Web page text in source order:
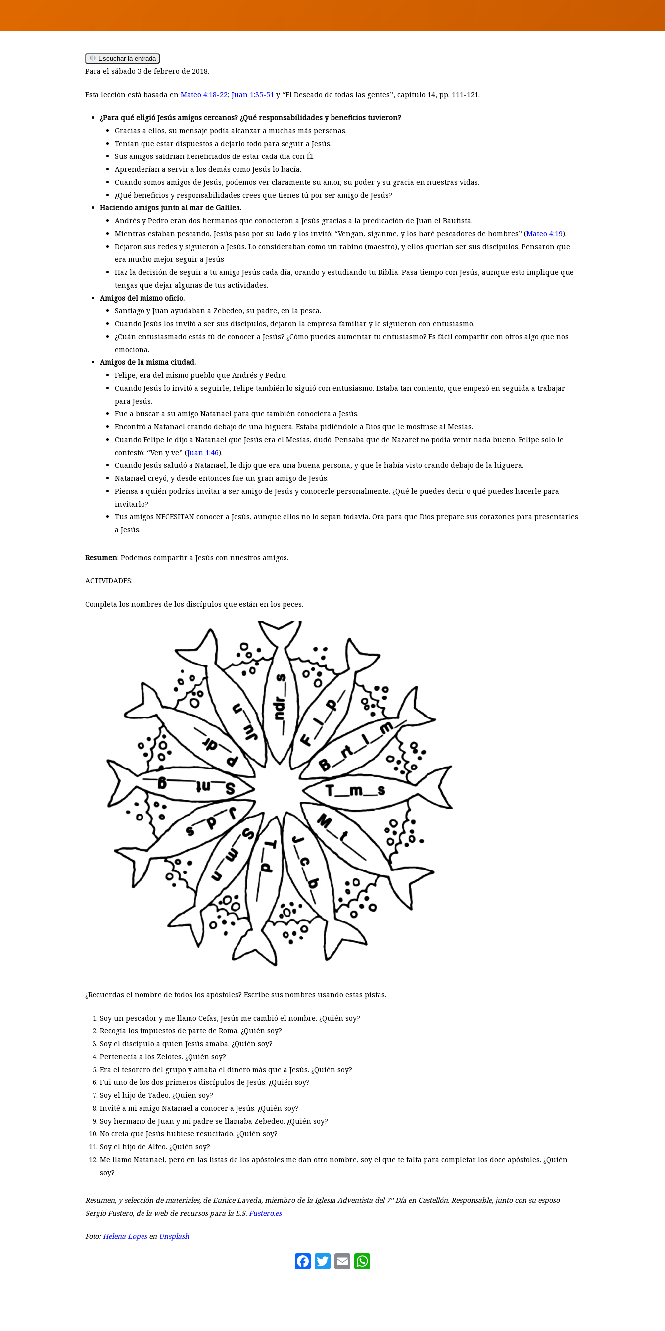
Hit enter to search or ESC to close
Escuchar la entrada
Para el sábado 3 de febrero de 2018.
Esta lección está basada en Mateo 4:18-22; Juan 1:35-51 y “El Deseado de todas las gentes”, capítulo 14, pp. 111-121.
¿Para qué eligió Jesús amigos cercanos? ¿Qué responsabilidades y beneficios tuvieron?
Gracias a ellos, su mensaje podía alcanzar a muchas más personas.
Tenían que estar dispuestos a dejarlo todo para seguir a Jesús.
Sus amigos saldrían beneficiados de estar cada día con Él.
Aprenderían a servir a los demás como Jesús lo hacía.
Cuando somos amigos de Jesús, podemos ver claramente su amor, su poder y su gracia en nuestras vidas.
¿Qué beneficios y responsabilidades crees que tienes tú por ser amigo de Jesús?
Haciendo amigos junto al mar de Galilea.
Andrés y Pedro eran dos hermanos que conocieron a Jesús gracias a la predicación de Juan el Bautista.
Mientras estaban pescando, Jesús paso por su lado y los invitó: “Vengan, síganme, y los haré pescadores de hombres” (Mateo 4:19).
Dejaron sus redes y siguieron a Jesús. Lo consideraban como un rabino (maestro), y ellos querían ser sus discípulos. Pensaron que
era mucho mejor seguir a Jesús
Haz la decisión de seguir a tu amigo Jesús cada día, orando y estudiando tu Biblia. Pasa tiempo con Jesús, aunque esto implique que
tengas que dejar algunas de tus actividades.
Amigos del mismo oficio.
Santiago y Juan ayudaban a Zebedeo, su padre, en la pesca.
Cuando Jesús los invitó a ser sus discípulos, dejaron la empresa familiar y lo siguieron con entusiasmo.
¿Cuán entusiasmado estás tú de conocer a Jesús? ¿Cómo puedes aumentar tu entusiasmo? Es fácil compartir con otros algo que nos
emociona.
Amigos de la misma ciudad.
Felipe, era del mismo pueblo que Andrés y Pedro.
Cuando Jesús lo invitó a seguirle, Felipe también lo siguió con entusiasmo. Estaba tan contento, que empezó en seguida a trabajar
para Jesús.
Fue a buscar a su amigo Natanael para que también conociera a Jesús.
Encontró a Natanael orando debajo de una higuera. Estaba pidiéndole a Dios que le mostrase al Mesías.
Cuando Felipe le dijo a Natanael que Jesús era el Mesías, dudó. Pensaba que de Nazaret no podía venir nada bueno. Felipe solo le
contestó: “Ven y ve” (Juan 1:46).
Cuando Jesús saludó a Natanael, le dijo que era una buena persona, y que le había visto orando debajo de la higuera.
Natanael creyó, y desde entonces fue un gran amigo de Jesús.
Piensa a quién podrías invitar a ser amigo de Jesús y conocerle personalmente. ¿Qué le puedes decir o qué puedes hacerle para
invitarlo?
Tus amigos NECESITAN conocer a Jesús, aunque ellos no lo sepan todavía. Ora para que Dios prepare sus corazones para presentarles
a Jesús.
Resumen: Podemos compartir a Jesús con nuestros amigos.
ACTIVIDADES:
Completa los nombres de los discípulos que están en los peces.
¿Recuerdas el nombre de todos los apóstoles? Escribe sus nombres usando estas pistas.
Soy un pescador y me llamo Cefas, Jesús me cambió el nombre. ¿Quién soy?
Recogía los impuestos de parte de Roma. ¿Quién soy?
Soy el discípulo a quien Jesús amaba. ¿Quién soy?
Pertenecía a los Zelotes. ¿Quién soy?
Era el tesorero del grupo y amaba el dinero más que a Jesús. ¿Quién soy?
Fui uno de los dos primeros discípulos de Jesús. ¿Quién soy?
Soy el hijo de Tadeo. ¿Quién soy?
Invité a mi amigo Natanael a conocer a Jesús. ¿Quién soy?
Soy hermano de Juan y mi padre se llamaba Zebedeo. ¿Quién soy?
No creía que Jesús hubiese resucitado. ¿Quién soy?
Soy el hijo de Alfeo. ¿Quién soy?
Me llamo Natanael, pero en las listas de los apóstoles me dan otro nombre, soy el que te falta para completar los doce apóstoles. ¿Quién
soy?
Resumen, y selección de materiales, de Eunice Laveda, miembro de la Iglesia Adventista del 7º Día en Castellón. Responsable, junto con su esposo
Sergio Fustero, de la web de recursos para la E.S. Fustero.es
Foto:Helena Lopesen Unsplash
Facebook
Twitter
Email